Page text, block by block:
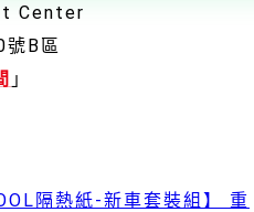
Center
號B區
」
隔熱紙-新車套裝組】 重